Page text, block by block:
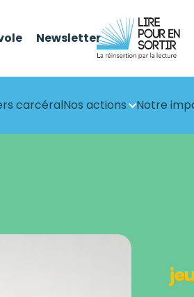
Newsletter
carcéralNos actions Notre